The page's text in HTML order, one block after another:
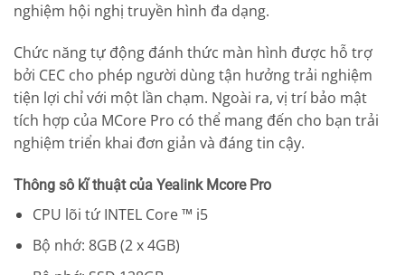
nghiệm hội nghị truyền hình đa dạng.
Chức năng tự động đánh thức màn hình được hỗ trợ
bởi CEC cho phép người dùng tận hưởng trải nghiệm
tiện lợi chỉ với một lần chạm. Ngoài ra, vị trí bảo mật
tích hợp của MCore Pro có thể mang đến cho bạn trải
nghiệm triển khai đơn giản và đáng tin cậy.
Thông sô kĩ thuật của Yealink Mcore Pro
CPU lõi tứ INTEL Core ™ i5
Bộ nhớ: 8GB (2 x 4GB)